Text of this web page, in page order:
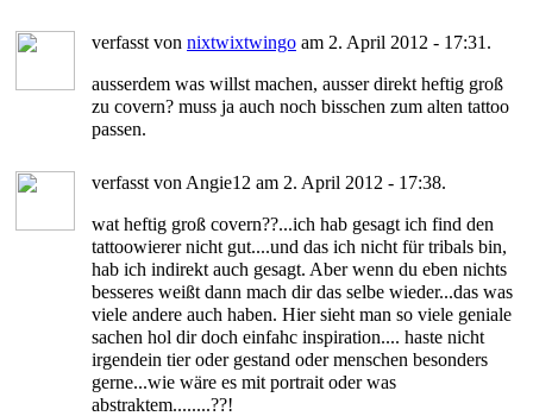
verfasst von nixtwixtwingo am 2. April 2012 - 17:31.
ausserdem was willst machen, ausser direkt heftig groß
zu covern? muss ja auch noch bisschen zum alten tattoo
passen.
verfasst von Angie12 am 2. April 2012 - 17:38.
wat heftig groß covern??...ich hab gesagt ich find den
tattoowierer nicht gut....und das ich nicht für tribals bin,
hab ich indirekt auch gesagt. Aber wenn du eben nichts
besseres weißt dann mach dir das selbe wieder...das was
viele andere auch haben. Hier sieht man so viele geniale
sachen hol dir doch einfahc inspiration.... haste nicht
irgendein tier oder gestand oder menschen besonders
gerne...wie wäre es mit portrait oder was
abstraktem........??!